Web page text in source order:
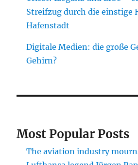
Streifzug durch die einstige
Hafenstadt
Digitale Medien: die große
Gehirn?
Most Popular Posts
The aviation industry